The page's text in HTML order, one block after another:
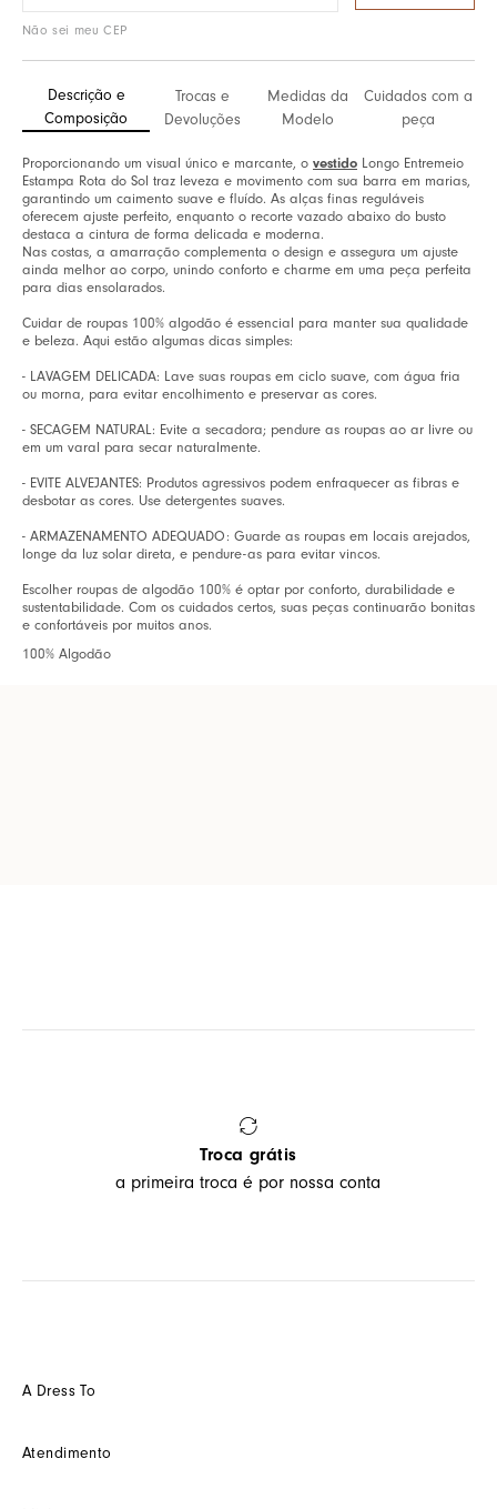
Não sei meu CEP
Descrição e
Composição
Trocas e
Devoluções
Medidas da
Modelo
Cuidados com a
peça
Proporcionando um visual único e marcante, o vestido Longo Entremeio
Estampa Rota do Sol traz leveza e movimento com sua barra em marias,
garantindo um caimento suave e fluído. As alças finas reguláveis
oferecem ajuste perfeito, enquanto o recorte vazado abaixo do busto
destaca a cintura de forma delicada e moderna.
Nas costas, a amarração complementa o design e assegura um ajuste
ainda melhor ao corpo, unindo conforto e charme em uma peça perfeita
para dias ensolarados.
Cuidar de roupas 100% algodão é essencial para manter sua qualidade
e beleza. Aqui estão algumas dicas simples:
- LAVAGEM DELICADA: Lave suas roupas em ciclo suave, com água fria
ou morna, para evitar encolhimento e preservar as cores.
- SECAGEM NATURAL: Evite a secadora; pendure as roupas ao ar livre ou
em um varal para secar naturalmente.
- EVITE ALVEJANTES: Produtos agressivos podem enfraquecer as fibras e
desbotar as cores. Use detergentes suaves.
- ARMAZENAMENTO ADEQUADO: Guarde as roupas em locais arejados,
longe da luz solar direta, e pendure-as para evitar vincos.
Escolher roupas de algodão 100% é optar por conforto, durabilidade e
sustentabilidade. Com os cuidados certos, suas peças continuarão bonitas
e confortáveis por muitos anos.
100% Algodão
Troca grátis
a primeira troca é por nossa conta
A Dress To
Futuro
Atendimento